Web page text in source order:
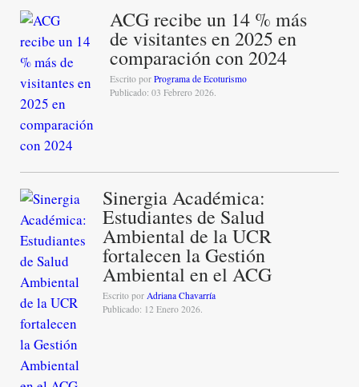
ACG recibe un 14 % más
de visitantes en 2025 en
comparación con 2024
Escrito por Programa de Ecoturismo
Publicado: 03 Febrero 2026.
Sinergia Académica:
Estudiantes de Salud
Ambiental de la UCR
fortalecen la Gestión
Ambiental en el ACG
Escrito por Adriana Chavarría
Publicado: 12 Enero 2026.